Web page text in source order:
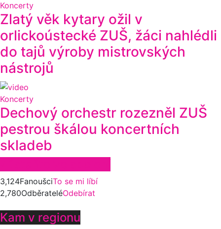
Koncerty
Zlatý věk kytary ožil v
orlickoústecké ZUŠ, žáci nahlédli
do tajů výroby mistrovských
nástrojů
Koncerty
Dechový orchestr rozezněl ZUŠ
pestrou škálou koncertních
skladeb
3,124FanoušciTo se mi líbí
2,780OdběrateléOdebírat
Kam v regionu